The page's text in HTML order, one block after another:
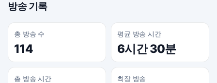
방송 기록
총 방송 수
114
평균 방송 시간
6시간 30분
총 방송 시간 최장 방송